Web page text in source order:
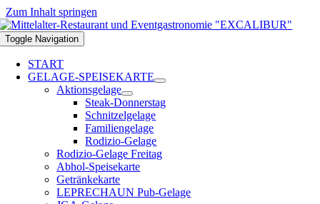
Zum Inhalt springen
Toggle Navigation
START
GELAGE-SPEISEKARTE
Aktionsgelage
Steak-Donnerstag
Schnitzelgelage
Familiengelage
Rodizio-Gelage
Rodizio-Gelage Freitag
Abhol-Speisekarte
Getränkekarte
LEPRECHAUN Pub-Gelage